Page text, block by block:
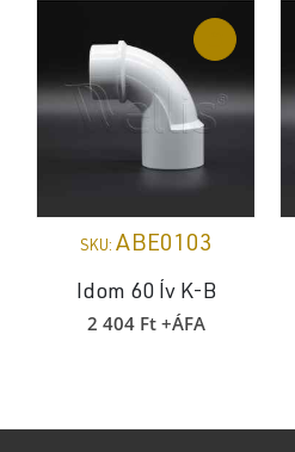
SKU: ABE0103
Idom 60 Ív K-B
2 404 Ft+ÁFA